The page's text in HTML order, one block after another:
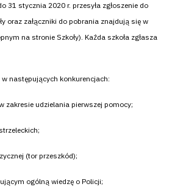
31 stycznia 2020 r. przesyła zgłoszenie do
oraz załączniki do pobrania znajdują się w
na stronie Szkoły). Każda szkoła zgłasza
następujących konkurencjach:
zakresie udzielania pierwszej pomocy;
(tor przeszkód);
ogólną wiedzę o Policji;